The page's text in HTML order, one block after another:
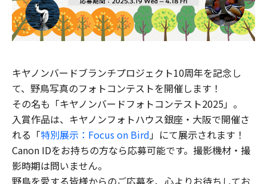
キヤノンバードブランチプロジェクト10周年を記念し
て、野鳥写真のフォトコンテストを開催します！
その名も「キヤノンバードフォトコンテスト2025」。
入賞作品は、キヤノンフォトハウス銀座・大阪で開催さ
れる「特別展示：Focus on Bird 」にて展示されます！
Canon IDをお持ちの方なら応募可能です。撮影機材・撮
影時期は問いません。
野鳥を愛する皆様からのご応募を、心よりお待ちしてお